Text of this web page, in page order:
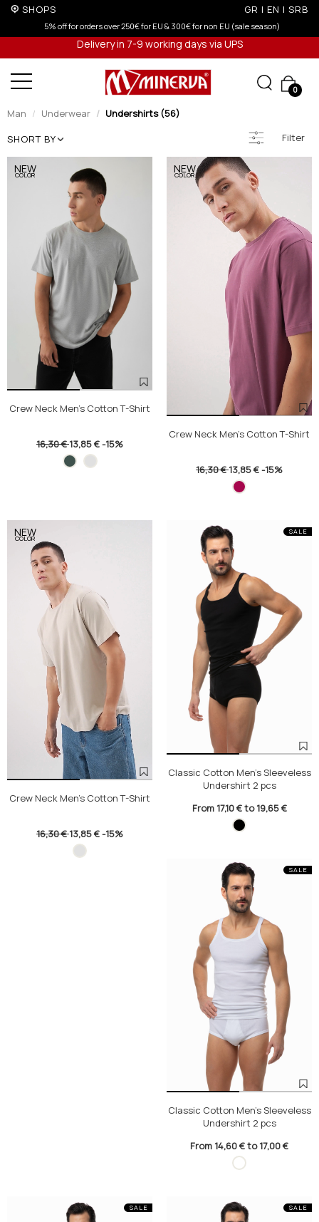
SHOPS GR | EN | SRB
5% off for orders over 250€ for EU & 300€ for non EU (sale season)
Delivery in 7-9 working days via UPS
0
Man Underwear
Undershirts (56)
Filter
SHORT BY
NEW
COLOR
Crew Neck Men's Cotton T-Shirt
16,30 €13,85 €-15%
NEW
COLOR
Crew Neck Men's Cotton T-Shirt
16,30 €13,85 €-15%
NEW
COLOR
Crew Neck Men's Cotton T-Shirt
16,30 €13,85 €-15%
SALE
Classic Cotton Men's Sleeveless
Undershirt 2 pcs
From 17,10 € to 19,65 €
SALE
Classic Cotton Men's Sleeveless
Undershirt 2 pcs
From 14,60 € to 17,00 €
SALE SALE